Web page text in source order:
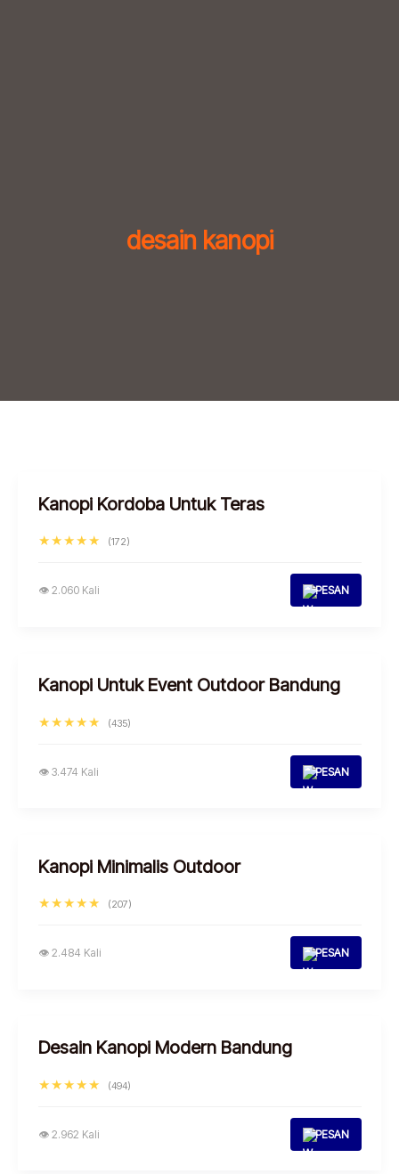
desain kanopi
Kanopi Kordoba Untuk Teras
★★★★★ (172)
👁 2.060 Kali PESAN
Kanopi Untuk Event Outdoor Bandung
★★★★★ (435)
👁 3.474 Kali PESAN
Kanopi Minimalis Outdoor
★★★★★ (207)
👁 2.484 Kali PESAN
Desain Kanopi Modern Bandung
★★★★★ (494)
👁 2.962 Kali PESAN